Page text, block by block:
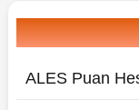
ALES Puan